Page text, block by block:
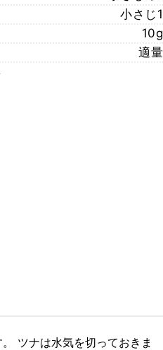
小さじ1
10g
適量
ツナは水気を切っておきま